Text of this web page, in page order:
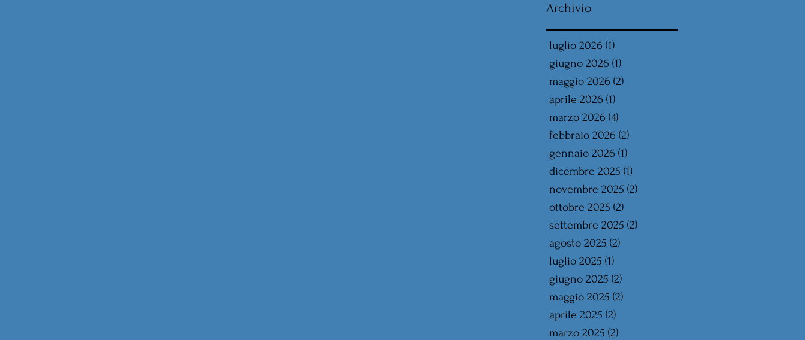
Archivio
luglio 2026 (1)
giugno 2026 (1)
maggio 2026 (2)
aprile 2026 (1)
marzo 2026 (4)
febbraio 2026 (2)
gennaio 2026 (1)
dicembre 2025 (1)
novembre 2025 (2)
ottobre 2025 (2)
settembre 2025 (2)
agosto 2025 (2)
luglio 2025 (1)
giugno 2025 (2)
maggio 2025 (2)
aprile 2025 (2)
marzo 2025 (2)